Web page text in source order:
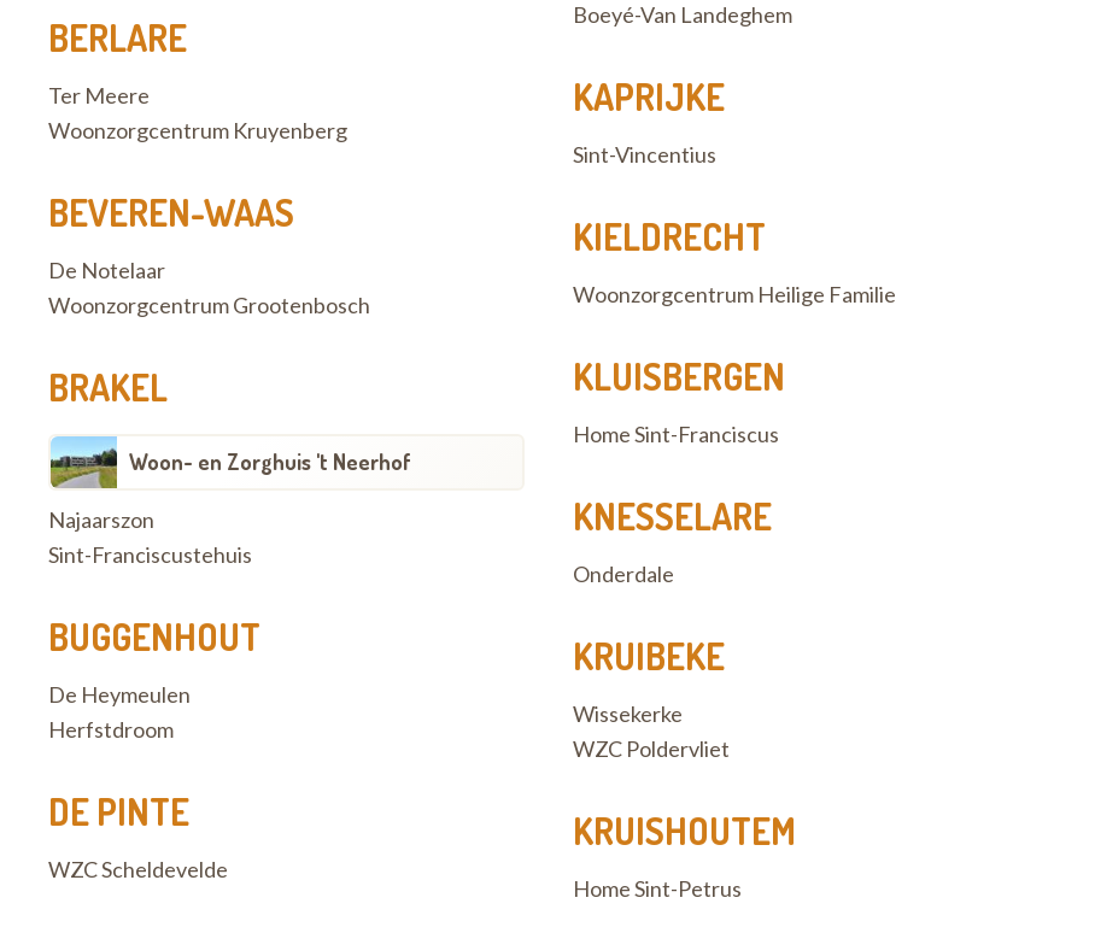
BERLARE
Ter Meere
Woonzorgcentrum Kruyenberg
BEVEREN-WAAS
De Notelaar
Woonzorgcentrum Grootenbosch
BRAKEL
Woon- en Zorghuis 't Neerhof
Najaarszon
Sint-Franciscustehuis
BUGGENHOUT
De Heymeulen
Herfstdroom
DE PINTE
WZC Scheldevelde
Boeyé-Van Landeghem
KAPRIJKE
Sint-Vincentius
KIELDRECHT
Woonzorgcentrum Heilige Familie
KLUISBERGEN
Home Sint-Franciscus
KNESSELARE
Onderdale
KRUIBEKE
Wissekerke
WZC Poldervliet
KRUISHOUTEM
Home Sint-Petrus